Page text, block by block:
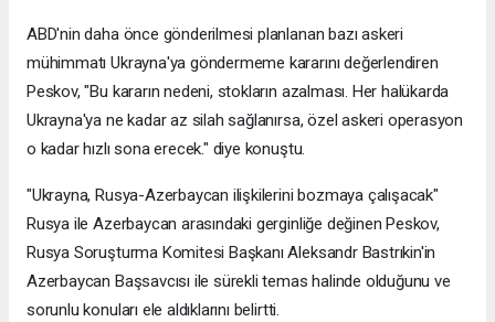
ABD'nin daha önce gönderilmesi planlanan bazı askeri
mühimmatı Ukrayna'ya göndermeme kararını değerlendiren
Peskov, "Bu kararın nedeni, stokların azalması. Her halükarda
Ukrayna'ya ne kadar az silah sağlanırsa, özel askeri operasyon
o kadar hızlı sona erecek." diye konuştu.
"Ukrayna, Rusya-Azerbaycan ilişkilerini bozmaya çalışacak"
Rusya ile Azerbaycan arasındaki gerginliğe değinen Peskov,
Rusya Soruşturma Komitesi Başkanı Aleksandr Bastrıkin'in
Azerbaycan Başsavcısı ile sürekli temas halinde olduğunu ve
sorunlu konuları ele aldıklarını belirtti.